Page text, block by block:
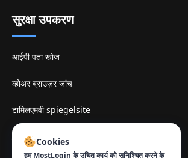
सुरक्षा उपकरण
आईपी पता खोज
व्होअर ब्राउज़र जांच
टामिलएमवी spiegelsite
संपर्क: Cookies
हम MostLogin के उचित कार्य को सुनिश्चित करने के